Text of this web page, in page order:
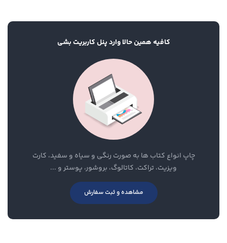
کافیه همین حالا وارد پنل کاربریت بشی
چاپ انواع کتاب ها به صورت رنگی و سیاه و سفید، کارت
ویزیت، تراکت، کاتالوگ، بروشور، پوستر و ...
مشاهده و ثبت سفارش